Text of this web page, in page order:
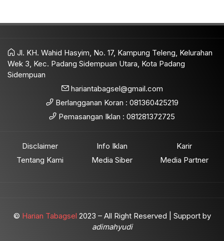
Jl. KH. Wahid Hasyim, No. 17, Kampung Teleng, Kelurahan
Wek 3, Kec. Padang Sidempuan Utara, Kota Padang
Sidempuan
hariantabagsel@gmail.com
Berlangganan Koran : 081360425219
Pemasangan Iklan : 081281372725
Disclaimer
Tentang Kami
Info Iklan
Media Siber
Karir
Media Partner
© Harian Tabagsel 2023 – All Right Reserved | Support by
adimahyudi